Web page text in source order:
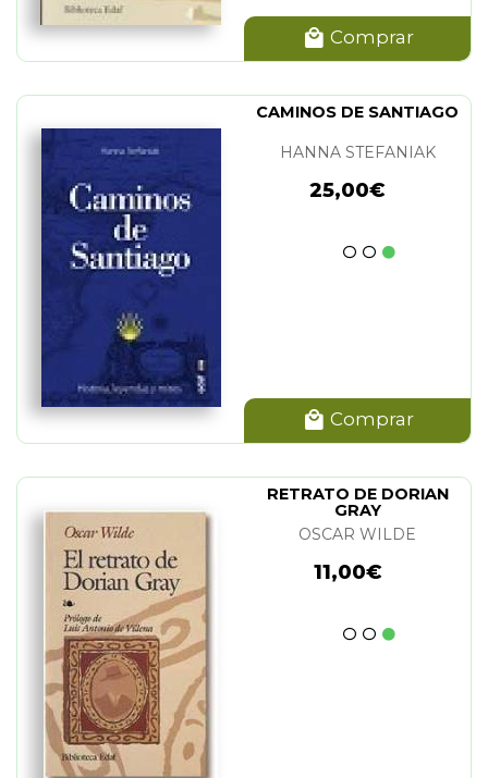
Comprar
CAMINOS DE SANTIAGO
HANNA STEFANIAK
25,00€
Comprar
RETRATO DE DORIAN
GRAY
OSCAR WILDE
11,00€